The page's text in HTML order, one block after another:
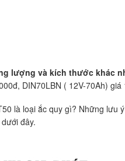
lượng và kích thước khác
DIN70LBN ( 12V-70Ah)
là loại ắc quy gì? Những lưu
đây.